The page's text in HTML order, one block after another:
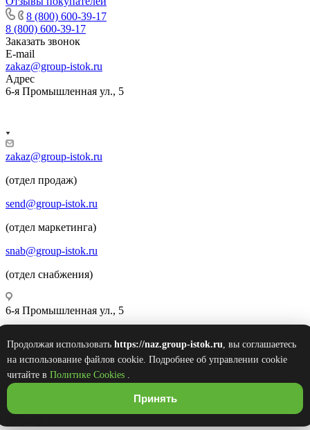
Продолжая использовать https://naz.group-istok.ru, вы соглашаетесь
на использование файлов cookie. Подробнее об управлении cookie
читайте в Политике Cookies .
Принять
8 (800) 600-39-17
8 (800) 600-39-17
Заказать звонок
E-mail
zakaz@group-istok.ru
Адрес
6-я Промышленная ул., 5
zakaz@group-istok.ru
(отдел продаж)
send@group-istok.ru
(отдел маркетинга)
snab@group-istok.ru
(отдел снабжения)
6-я Промышленная ул., 5
© 2026 Инновационные Современные Теплицы
Оборудование Комплектующие (ИСТОК)